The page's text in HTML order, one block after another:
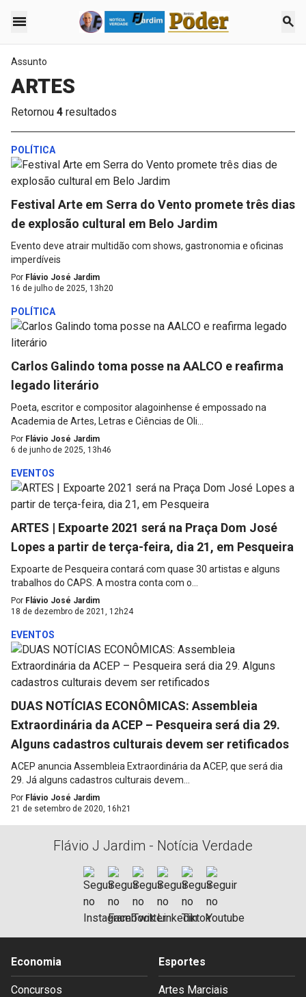
menu search
Assunto
ARTES
Retornou 4 resultados
POLÍTICA
Festival Arte em Serra do Vento promete três dias
de explosão cultural em Belo Jardim
Evento deve atrair multidão com shows, gastronomia e oficinas
imperdíveis
Por Flávio José Jardim
16 de julho de 2025, 13h20
POLÍTICA
Carlos Galindo toma posse na AALCO e reafirma
legado literário
Poeta, escritor e compositor alagoinhense é empossado na
Academia de Artes, Letras e Ciências de Oli...
Por Flávio José Jardim
6 de junho de 2025, 13h46
EVENTOS
ARTES | Expoarte 2021 será na Praça Dom José
Lopes a partir de terça-feira, dia 21, em Pesqueira
Expoarte de Pesqueira contará com quase 30 artistas e alguns
trabalhos do CAPS. A mostra conta com o...
Por Flávio José Jardim
18 de dezembro de 2021, 12h24
EVENTOS
DUAS NOTÍCIAS ECONÔMICAS: Assembleia
Extraordinária da ACEP – Pesqueira será dia 29.
Alguns cadastros culturais devem ser retificados
ACEP anuncia Assembleia Extraordinária da ACEP, que será dia
29. Já alguns cadastros culturais devem...
Por Flávio José Jardim
21 de setembro de 2020, 16h21
Flávio J Jardim - Notícia Verdade
Economia
Concursos
Esportes
Artes Marciais